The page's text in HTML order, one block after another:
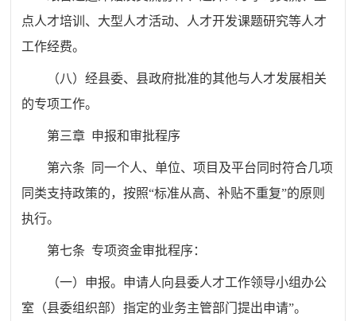
点人才培训、大型人才活动、人才开发课题研究等人才
工作经费。
（八）经县委、县政府批准的其他与人才发展相关
的专项工作。
第三章 申报和审批程序
第六条 同一个人、单位、项目及平台同时符合几项
同类支持政策的，按照“标准从高、补贴不重复”的原则
执行。
第七条 专项资金审批程序：
（一）申报。申请人向县委人才工作领导小组办公
室（县委组织部）指定的业务主管部门提出申请”。